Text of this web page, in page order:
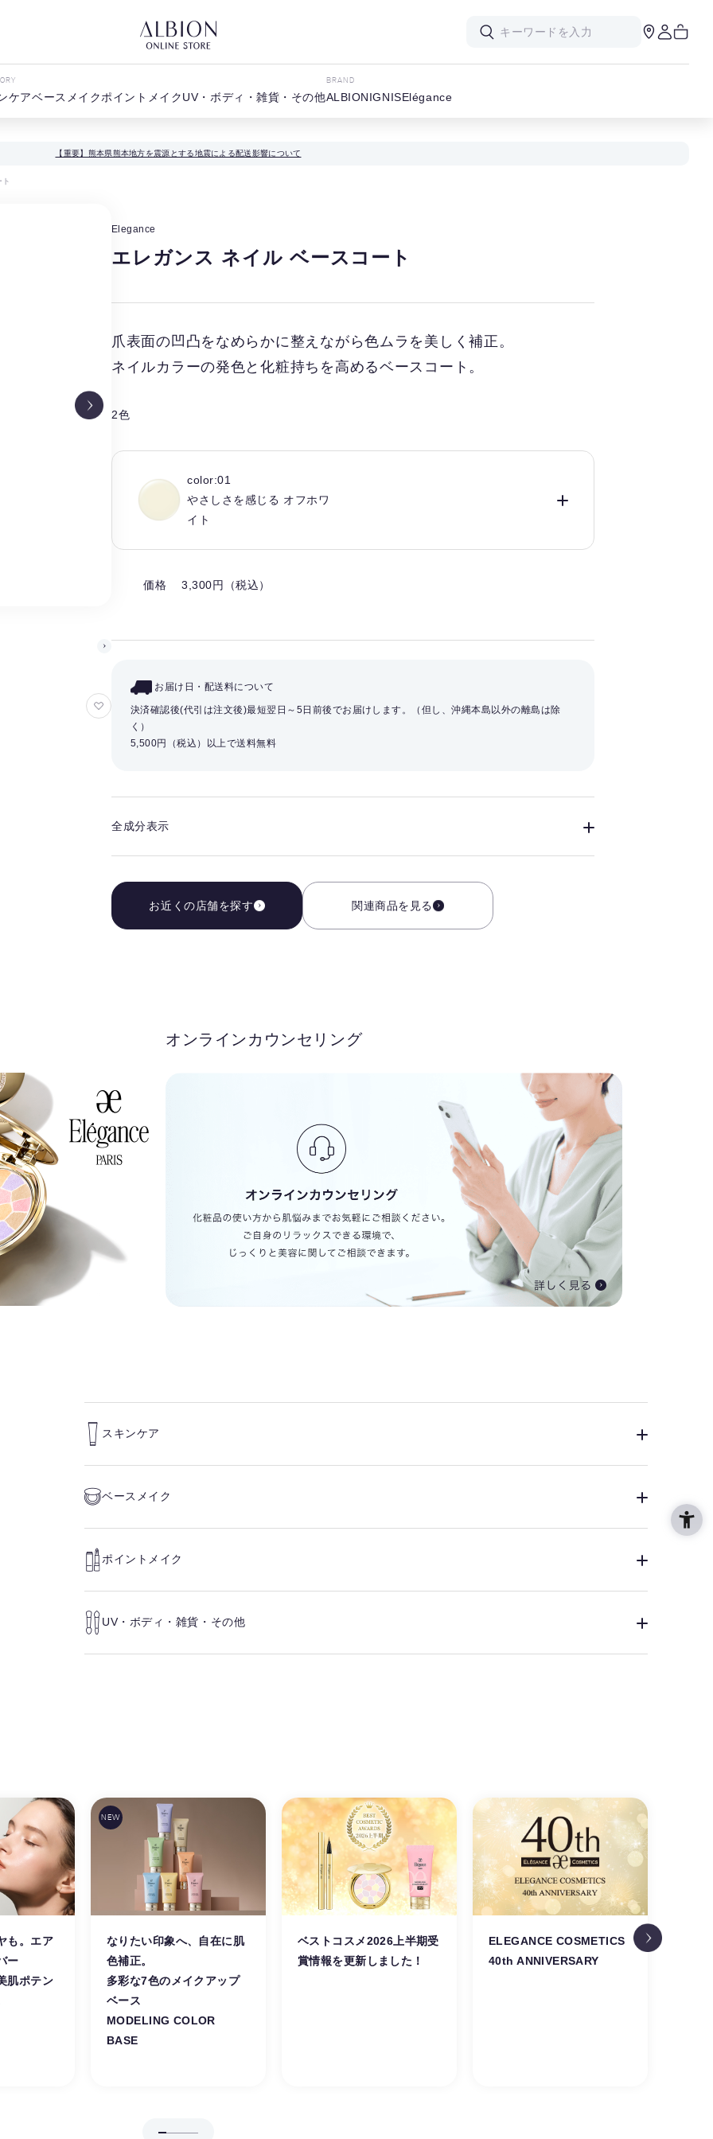
ケアベースメイクポイントメイクUV・ボディ・雑貨・その他
BRAND
ALBIONIGNISElégance
【重要】熊本県熊本地方を震源とする地震による配送影響について
お
Elegance
エレガンス ネイル ベースコート
爪表面の凹凸をなめらかに整えながら色ムラを美しく補正。
ネイルカラーの発色と化粧持ちを高めるベースコート。
2色
color:01
やさしさを感じる オフホワ
イト
価格 3,300円（税込）
お届け日・配送料について
決済確認後(代引は注文後)最短翌日～5日前後でお届けします。（但し、沖縄本島以外の離島は除
く）
5,500円（税込）以上で送料無料
全成分表示
お近くの店舗を探す 関連商品を見る
オンラインカウンセリング
スキンケア
ベースメイク
ポイントメイク
UV・ボディ・雑貨・その他
も。エア
ー
肌ポテン
なりたい印象へ、自在に肌
色補正。
多彩な7色のメイクアップ
ベース
MODELING COLOR
BASE
ベストコスメ2026上半期受
賞情報を更新しました！
ELEGANCE COSMETICS
40th ANNIVERSARY